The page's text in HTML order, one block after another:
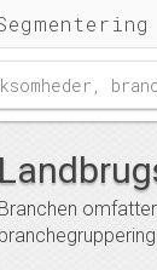
Branchen